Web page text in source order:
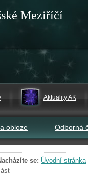
Meziříčí
Aktuality AK
obloze Odborná
se: Úvodní stránka